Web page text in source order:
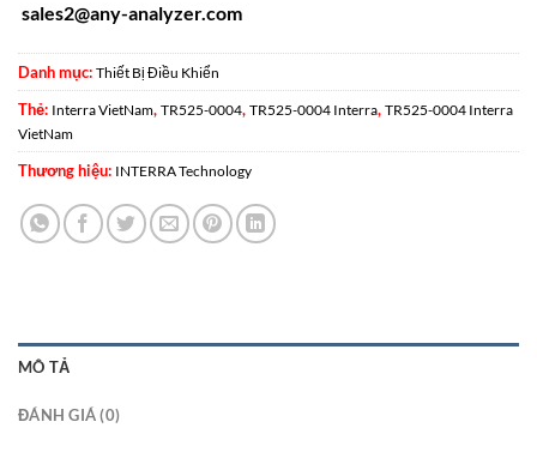
sales2@any-analyzer.com
Danh mục: Thiết Bị Điều Khiển
Thẻ: Interra VietNam, TR525-0004, TR525-0004 Interra, TR525-0004 Interra
VietNam
Thương hiệu: INTERRA Technology
MÔ TẢ
ĐÁNH GIÁ (0)